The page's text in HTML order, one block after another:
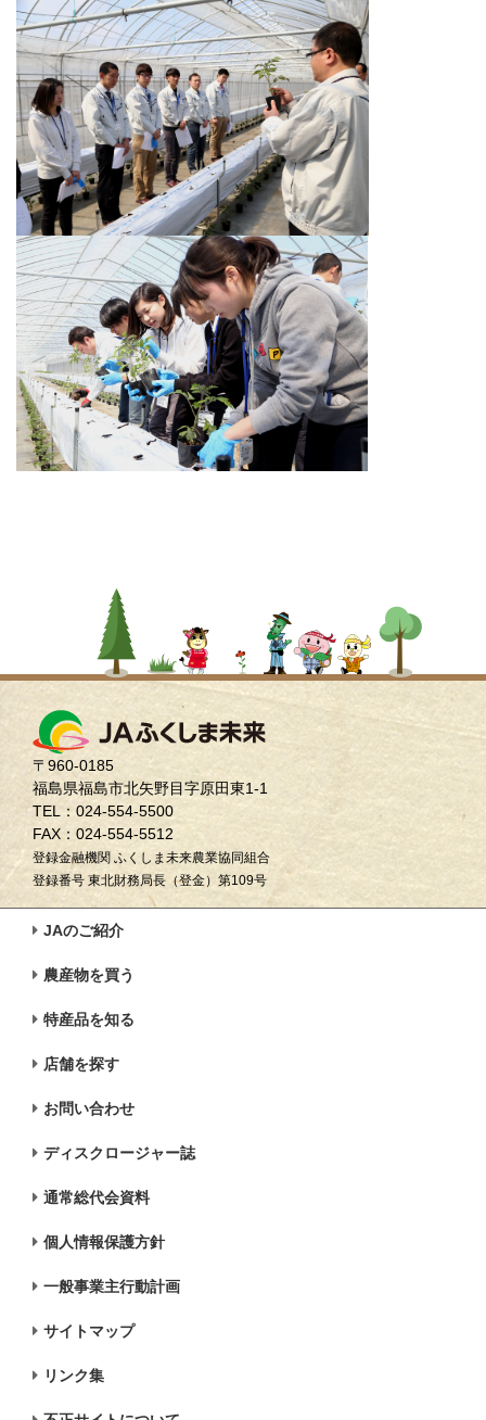
〒960-0185
福島県福島市北矢野目字原田東1-1
TEL：024-554-5500
FAX：024-554-5512
登録金融機関 ふくしま未来農業協同組合
登録番号 東北財務局長（登金）第109号
JAのご紹介
農産物を買う
特産品を知る
店舗を探す
お問い合わせ
ディスクロージャー誌
通常総代会資料
個人情報保護方針
一般事業主行動計画
サイトマップ
リンク集